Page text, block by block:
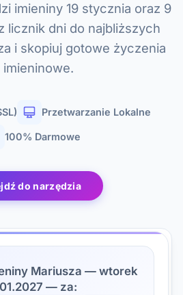
imieniny 19 stycznia oraz 9
licznik dni do najbliższych
i skopiuj gotowe życzenia
imieninowe.
Przetwarzanie Lokalne
100% Darmowe
do narzędzia
Mariusza — wtorek
— za: